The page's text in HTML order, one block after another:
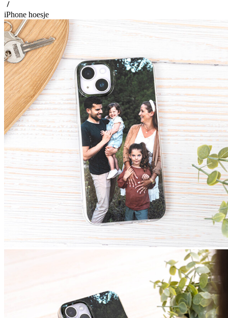
iPhone hoesje